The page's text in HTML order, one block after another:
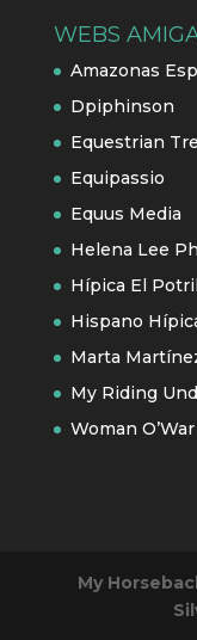
WEBS
Amazonas
Dpiphinson
Equestrian
Equipassio
Equus Media
Helena Lee
Hípica El Potril
Hispano
Marta
My Riding
Woman O’War
My